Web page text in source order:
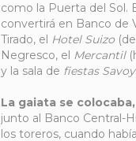
como la Puerta del Sol.
convertirá en Banco de
Tirado, el Hotel Suizo
Negresco, el Mercantil
y la sala de fiestas Savoy
La gaiata se
junto al Banco Central-
los toreros, cuando